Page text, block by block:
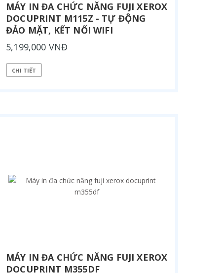
MÁY IN ĐA CHỨC NĂNG FUJI XEROX
DOCUPRINT M115Z - TỰ ĐỘNG
ĐẢO MẶT, KẾT NỐI WIFI
5,199,000 VNĐ
CHI TIẾT
MÁY IN ĐA CHỨC NĂNG FUJI XEROX
DOCUPRINT M355DF